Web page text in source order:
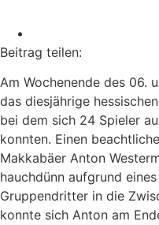
Beitrag teilen:
Am Wochenende des 06.
das diesjährige
bei dem sich 24 Spieler
konnten. Einen
Makkabäer Anton
hauchdünn aufgrund
Gruppendritter in die
konnte sich Anton am